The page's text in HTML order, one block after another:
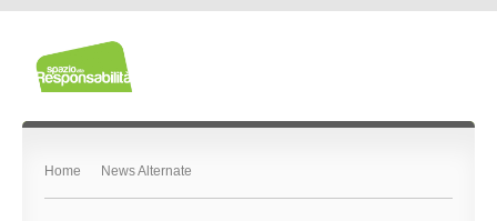
Home News Alternate